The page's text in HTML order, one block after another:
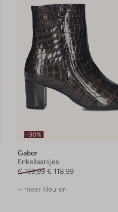
-30%
Gabor
Enkellaarsjes
€ 169,99 € 118,99
+ meer kleuren